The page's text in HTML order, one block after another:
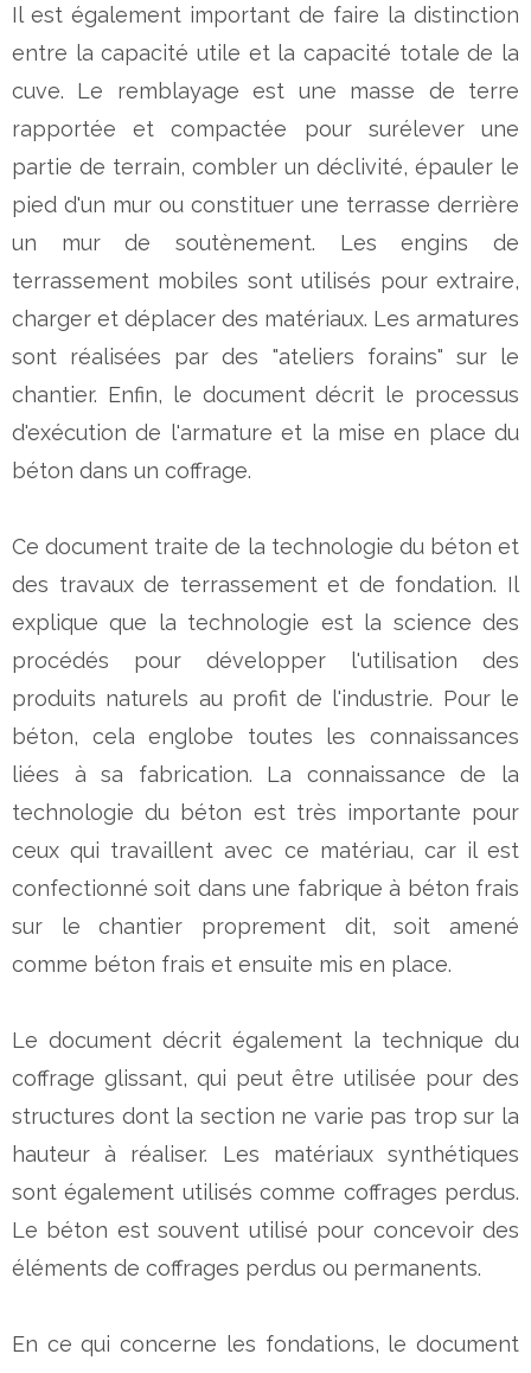
Il est également important de faire la distinction
entre la capacité utile et la capacité totale de la
cuve. Le remblayage est une masse de terre
rapportée et compactée pour surélever une
partie de terrain, combler un déclivité, épauler le
pied d'un mur ou constituer une terrasse derrière
un mur de soutènement. Les engins de
terrassement mobiles sont utilisés pour extraire,
charger et déplacer des matériaux. Les armatures
sont réalisées par des "ateliers forains" sur le
chantier. Enfin, le document décrit le processus
d'exécution de l'armature et la mise en place du
béton dans un coffrage.
Ce document traite de la technologie du béton et
des travaux de terrassement et de fondation. Il
explique que la technologie est la science des
procédés pour développer l'utilisation des
produits naturels au profit de l'industrie. Pour le
béton, cela englobe toutes les connaissances
liées à sa fabrication. La connaissance de la
technologie du béton est très importante pour
ceux qui travaillent avec ce matériau, car il est
confectionné soit dans une fabrique à béton frais
sur le chantier proprement dit, soit amené
comme béton frais et ensuite mis en place.
Le document décrit également la technique du
coffrage glissant, qui peut être utilisée pour des
structures dont la section ne varie pas trop sur la
hauteur à réaliser. Les matériaux synthétiques
sont également utilisés comme coffrages perdus.
Le béton est souvent utilisé pour concevoir des
éléments de coffrages perdus ou permanents.
En ce qui concerne les fondations, le document